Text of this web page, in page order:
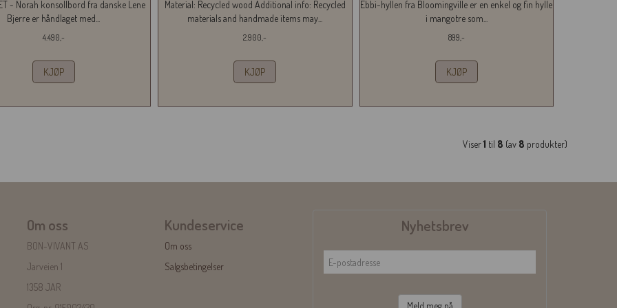
- Norah konsollbord fra danske Lene
Bjerre er håndlaget med...
4.490,-
KJØP
Material: Recycled wood Additional info: Recycled
materials and handmade items may...
2.900,-
KJØP
Ebbi-hyllen fra Bloomingville er en enkel og fin hylle
i mangotre som...
899,-
KJØP
Viser1 til 8 (av 8 produkter)
Om oss
BON-VIVANT AS
Jarveien 1
1358 JAR
Kundeservice
Om oss
Salgsbetingelser
Nyhetsbrev
Meld meg på